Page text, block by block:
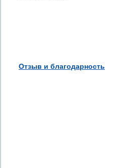
Отзыв и благодарность